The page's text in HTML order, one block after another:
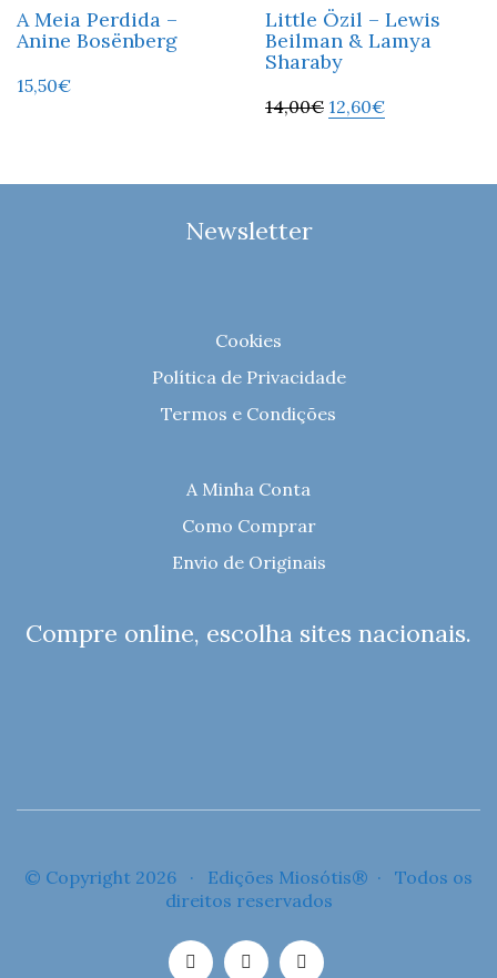
A Meia Perdida –
Anine Bosënberg
15,50€
Little Özil – Lewis
Beilman & Lamya
Sharaby
14,00€ 12,60€
Newsletter
Cookies
Política de Privacidade
Termos e Condições
A Minha Conta
Como Comprar
Envio de Originais
Compre online, escolha sites nacionais.
© Copyright 2026 · Edições Miosótis® · Todos os
direitos reservados